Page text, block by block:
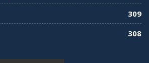
309
308